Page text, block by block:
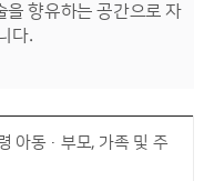
을 향유하는 공간으로 자
다.
아동·부모, 가족 및 주